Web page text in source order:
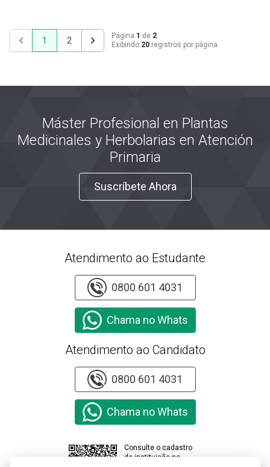
Anterior
1 2
Próximo
Página 1 de 2.
Exibindo 20 registros por página.
Máster Profesional en Plantas
Medicinales y Herbolarias en Atención
Primaria
Suscríbete Ahora
Atendimento ao Estudante
0800 601 4031
Chama no Whats
Atendimento ao Candidato
0800 601 4031
Chama no Whats
Consulte o cadastro
da instituição no